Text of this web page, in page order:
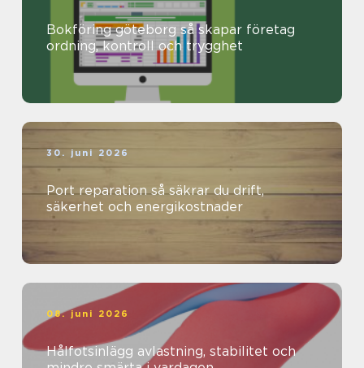
Bokföring göteborg så skapar företag
ordning, kontroll och trygghet
30. juni 2026
Port reparation så säkrar du drift,
säkerhet och energikostnader
08. juni 2026
Hålfotsinlägg avlastning, stabilitet och